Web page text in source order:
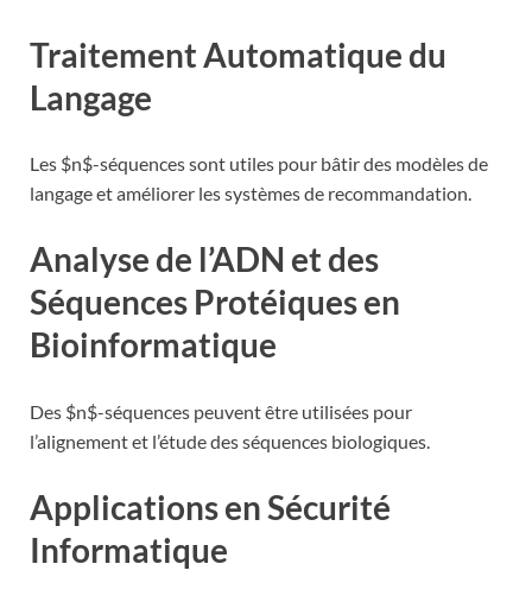
Traitement Automatique du
Langage
Les $n$-séquences sont utiles pour bâtir des modèles de
langage et améliorer les systèmes de recommandation.
Analyse de l’ADN et des
Séquences Protéiques en
Bioinformatique
Des $n$-séquences peuvent être utilisées pour
l’alignement et l’étude des séquences biologiques.
Applications en Sécurité
Informatique